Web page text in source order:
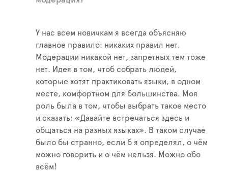
У нас всем новичкам я всегда объясняю
главное правило: никаких правил нет.
Модерации никакой нет, запретных тем тоже
нет. Идея в том, чтоб собрать людей,
которые хотят практиковать языки, в одном
месте, комфортном для большинства. Моя
роль была в том, чтобы выбрать такое место
и сказать: «Давайте встречаться здесь и
общаться на разных языках». В таком случае
было бы странно, если б я определял, о чём
можно говорить и о чём нельзя. Можно обо
всём!